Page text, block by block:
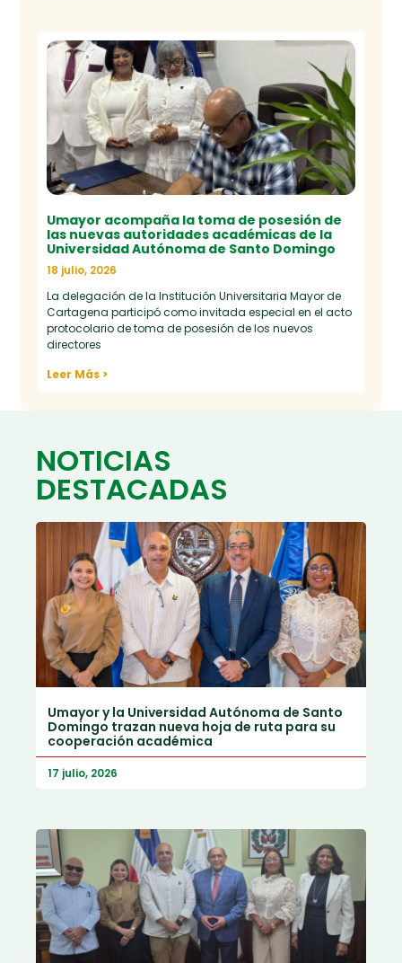
Umayor acompaña la toma de posesión de
las nuevas autoridades académicas de la
Universidad Autónoma de Santo Domingo
18 julio, 2026
La delegación de la Institución Universitaria Mayor de
Cartagena participó como invitada especial en el acto
protocolario de toma de posesión de los nuevos
directores
Leer Más >
NOTICIAS
DESTACADAS
Umayor y la Universidad Autónoma de Santo
Domingo trazan nueva hoja de ruta para su
cooperación académica
17 julio, 2026